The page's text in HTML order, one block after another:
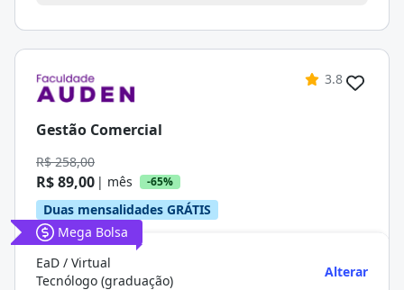
3.8
Gestão Comercial
R$ 258,00
R$ 89,00 | mês -65%
Duas mensalidades GRÁTIS
Mega Bolsa
EaD / Virtual
Tecnólogo (graduação)
Alterar